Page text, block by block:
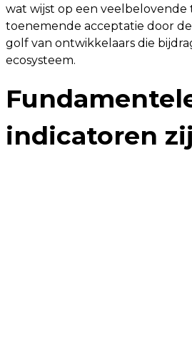
wat wijst op een
toenemende acceptatie door
golf van ontwikkelaars die
ecosysteem.
indicatoren